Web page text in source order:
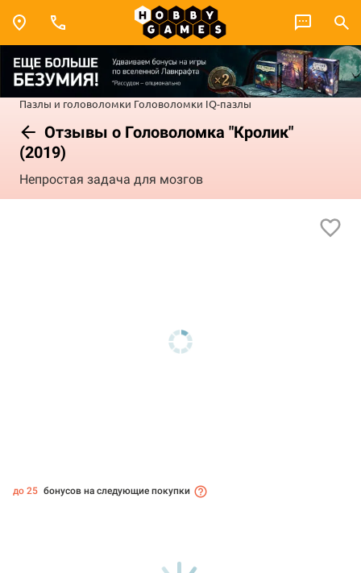
Пазлы и головоломки Головоломки IQ-пазлы
Отзывы о Головоломка "Кролик"
(2019)
Непростая задача для мозгов
до 25 бонусов на следующие покупки